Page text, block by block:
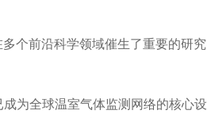
前沿科学领域催生了重要的研究
全球温室气体监测网络的核心